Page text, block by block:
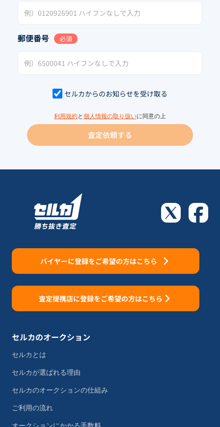
郵便番号 必須
セルカからのお知らせを受け取る
利用規約と 個人情報の取り扱いに同意の上
査定依頼する
バイヤーに登録をご希望の方はこちら
査定提携店に登録をご希望の方はこちら
セルカのオークション
セルカとは
セルカが選ばれる理由
セルカのオークションの仕組み
ご利用の流れ